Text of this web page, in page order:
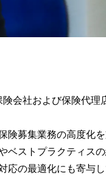
会社および保険代理
険募集業務の高度化
ベストプラクティス
の最適化にも寄与し